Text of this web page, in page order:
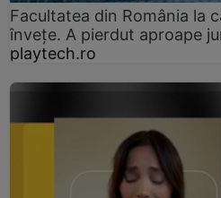
Facultatea din România la
înveţe. A pierdut aproape
playtech.ro